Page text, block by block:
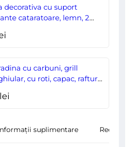
decorativa cu suport
cataratoare, lemn, 2
cu carbuni, grill
cu roti, capac, rafturi,
lei
suplimentare